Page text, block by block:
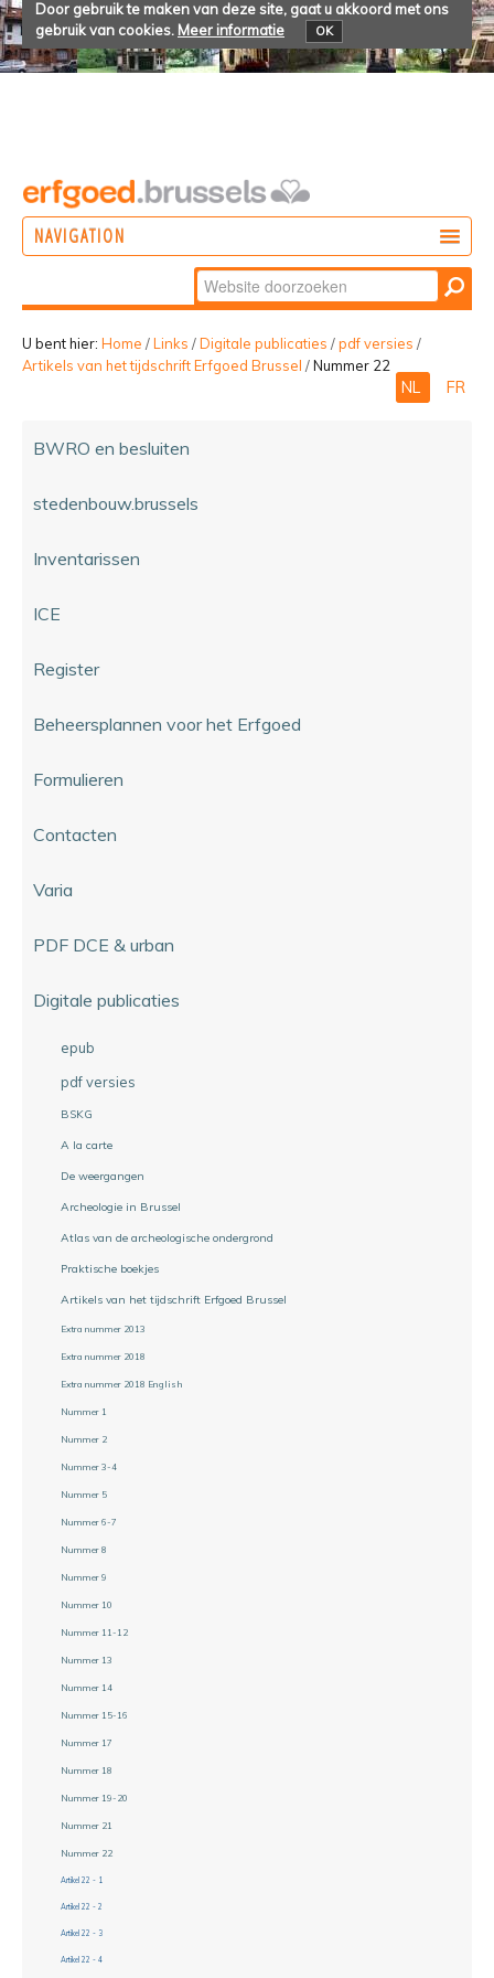
Door gebruik te maken van deze site, gaat u akkoord met ons
gebruik van cookies. Meer informatie OK
NAVIGATION
BELEVEN
Zoek
Geavanceerd
zoeken...
U bent hier: Home /Links /Digitale publicaties /pdf versies /
Artikels van het tijdschrift Erfgoed Brussel /Nummer 22
NL FR
BWRO en besluiten
stedenbouw.brussels
Inventarissen
ICE
Register
Beheersplannen voor het Erfgoed
Formulieren
Contacten
Varia
PDF DCE & urban
Digitale publicaties
epub
pdf versies
BSKG
A la carte
De weergangen
Archeologie in Brussel
Atlas van de archeologische ondergrond
Praktische boekjes
Artikels van het tijdschrift Erfgoed Brussel
Extra nummer 2013
Extra nummer 2018
Extra nummer 2018 English
Nummer 1
Nummer 2
Nummer 3-4
Nummer 5
Nummer 6-7
Nummer 8
Nummer 9
Nummer 10
Nummer 11-12
Nummer 13
Nummer 14
Nummer 15-16
Nummer 17
Nummer 18
Nummer 19-20
Nummer 21
Nummer 22
Artikel 22 - 1
Artikel 22 - 2
Artikel 22 - 3
Artikel 22 - 4